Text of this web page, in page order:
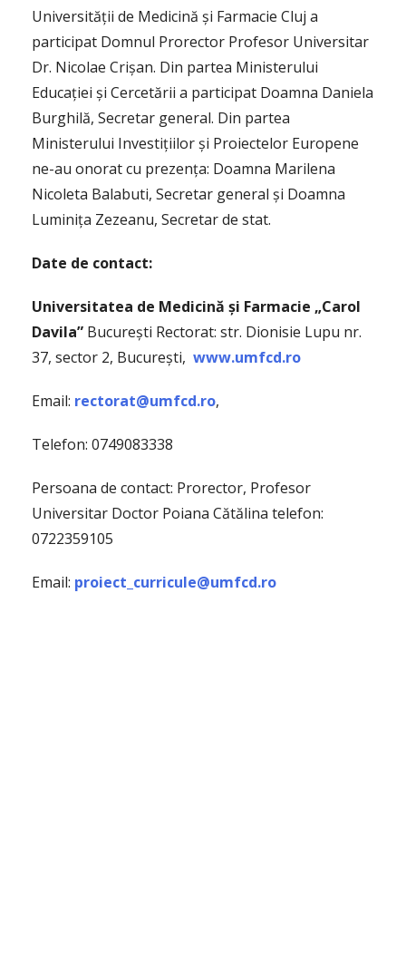
Universității de Medicină și Farmacie Cluj a
participat Domnul Prorector Profesor Universitar
Dr. Nicolae Crișan. Din partea Ministerului
Educației și Cercetării a participat Doamna Daniela
Burghilă, Secretar general. Din partea
Ministerului Investițiilor și Proiectelor Europene
ne-au onorat cu prezența: Doamna Marilena
Nicoleta Balabuti, Secretar general și Doamna
Luminița Zezeanu, Secretar de stat.
Date de contact:
Universitatea de Medicină și Farmacie „Carol
Davila” București Rectorat: str. Dionisie Lupu nr.
37, sector 2, București, www.umfcd.ro
Email: rectorat@umfcd.ro,
Telefon: 0749083338
Persoana de contact: Prorector, Profesor
Universitar Doctor Poiana Cătălina telefon:
0722359105
Email: proiect_curricule@umfcd.ro